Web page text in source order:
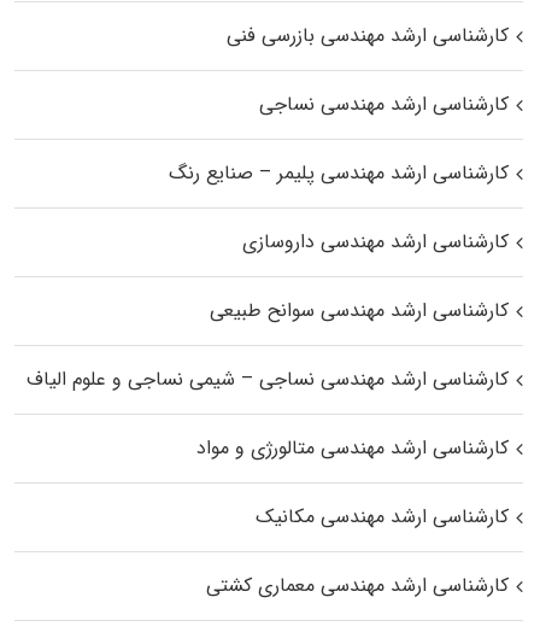
کارشناسی ارشد مهندسی بازرسی فنی
کارشناسی ارشد مهندسی نساجی
کارشناسی ارشد مهندسی پلیمر – صنایع رنگ
کارشناسی ارشد مهندسی داروسازی
کارشناسی ارشد مهندسی سوانح طبیعی
کارشناسی ارشد مهندسی نساجی – شیمی نساجی و علوم الیاف
کارشناسی ارشد مهندسی متالورژی و مواد
کارشناسی ارشد مهندسی مکانیک
کارشناسی ارشد مهندسی معماری کشتی